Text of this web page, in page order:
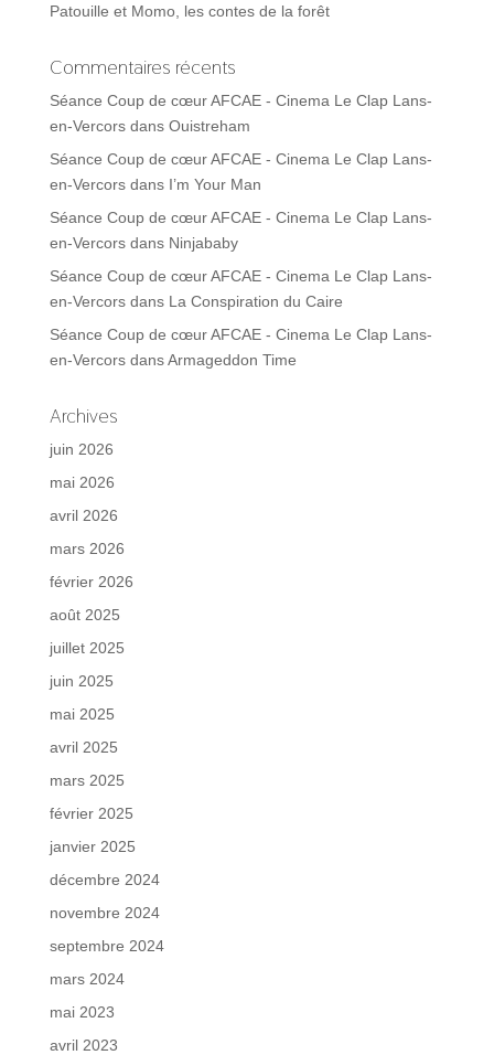
Patouille et Momo, les contes de la forêt
Commentaires récents
Séance Coup de cœur AFCAE - Cinema Le Clap Lans-
en-Vercorsdans Ouistreham
Séance Coup de cœur AFCAE - Cinema Le Clap Lans-
en-Vercorsdans I’m Your Man
Séance Coup de cœur AFCAE - Cinema Le Clap Lans-
en-Vercorsdans Ninjababy
Séance Coup de cœur AFCAE - Cinema Le Clap Lans-
en-Vercorsdans La Conspiration du Caire
Séance Coup de cœur AFCAE - Cinema Le Clap Lans-
en-VercorsdansArmageddon Time
Archives
juin 2026
mai 2026
avril 2026
mars 2026
février 2026
août 2025
juillet 2025
juin 2025
mai 2025
avril 2025
mars 2025
février 2025
janvier 2025
décembre 2024
novembre 2024
septembre 2024
mars 2024
mai 2023
avril 2023